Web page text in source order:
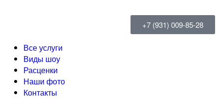
+7 (931) 009-85-28
Все услуги
Виды шоу
Расценки
Наши фото
Контакты